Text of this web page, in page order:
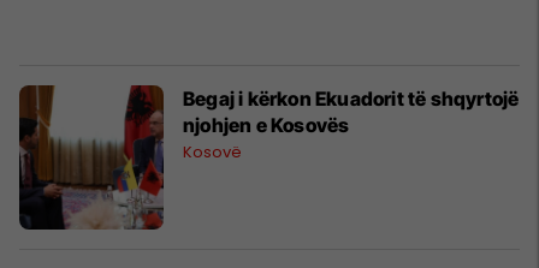
Begaj i kërkon Ekuadorit të shqyrtojë
njohjen e Kosovës
Kosovë